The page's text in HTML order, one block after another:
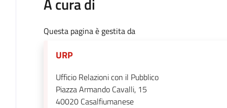
Questa pagina è gestita da
URP
Ufficio Relazioni con il Pubblico
Piazza Armando Cavalli, 15
40020 Casalfiumanese